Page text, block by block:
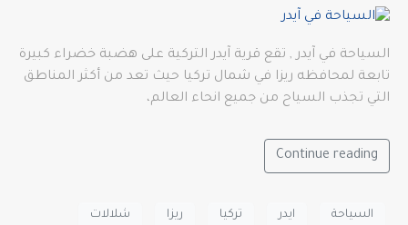
السياحة في آيدر , تقع قرية آيدر التركية على هضبة خضراء كبيرة
تابعة لمحافظه ريزا في شمال تركيا حيث تعد من أكثر المناطق
التي تجذب السياح من جميع انحاء العالم،
Continue reading
السياحة ايدر تركيا ريزا شلالات